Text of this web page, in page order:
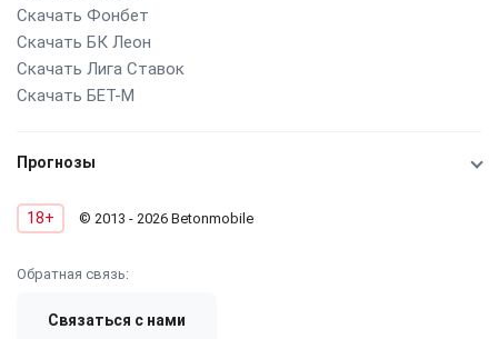
Скачать Фонбет
Скачать БК Леон
Скачать Лига Ставок
Скачать БЕТ-М
Прогнозы
18+ © 2013 - 2026 Betonmobile
Обратная связь:
Связаться с нами